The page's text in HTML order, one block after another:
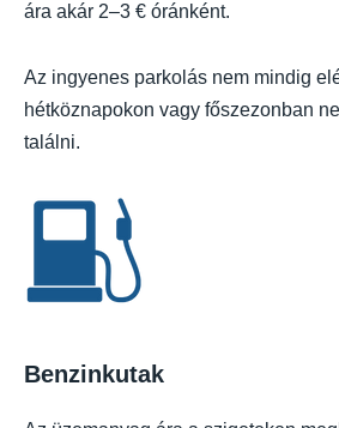
ára akár 2–3 € óránként.
Az ingyenes parkolás nem mindig
hétköznapokon vagy főszezonban
találni.
Benzinkutak